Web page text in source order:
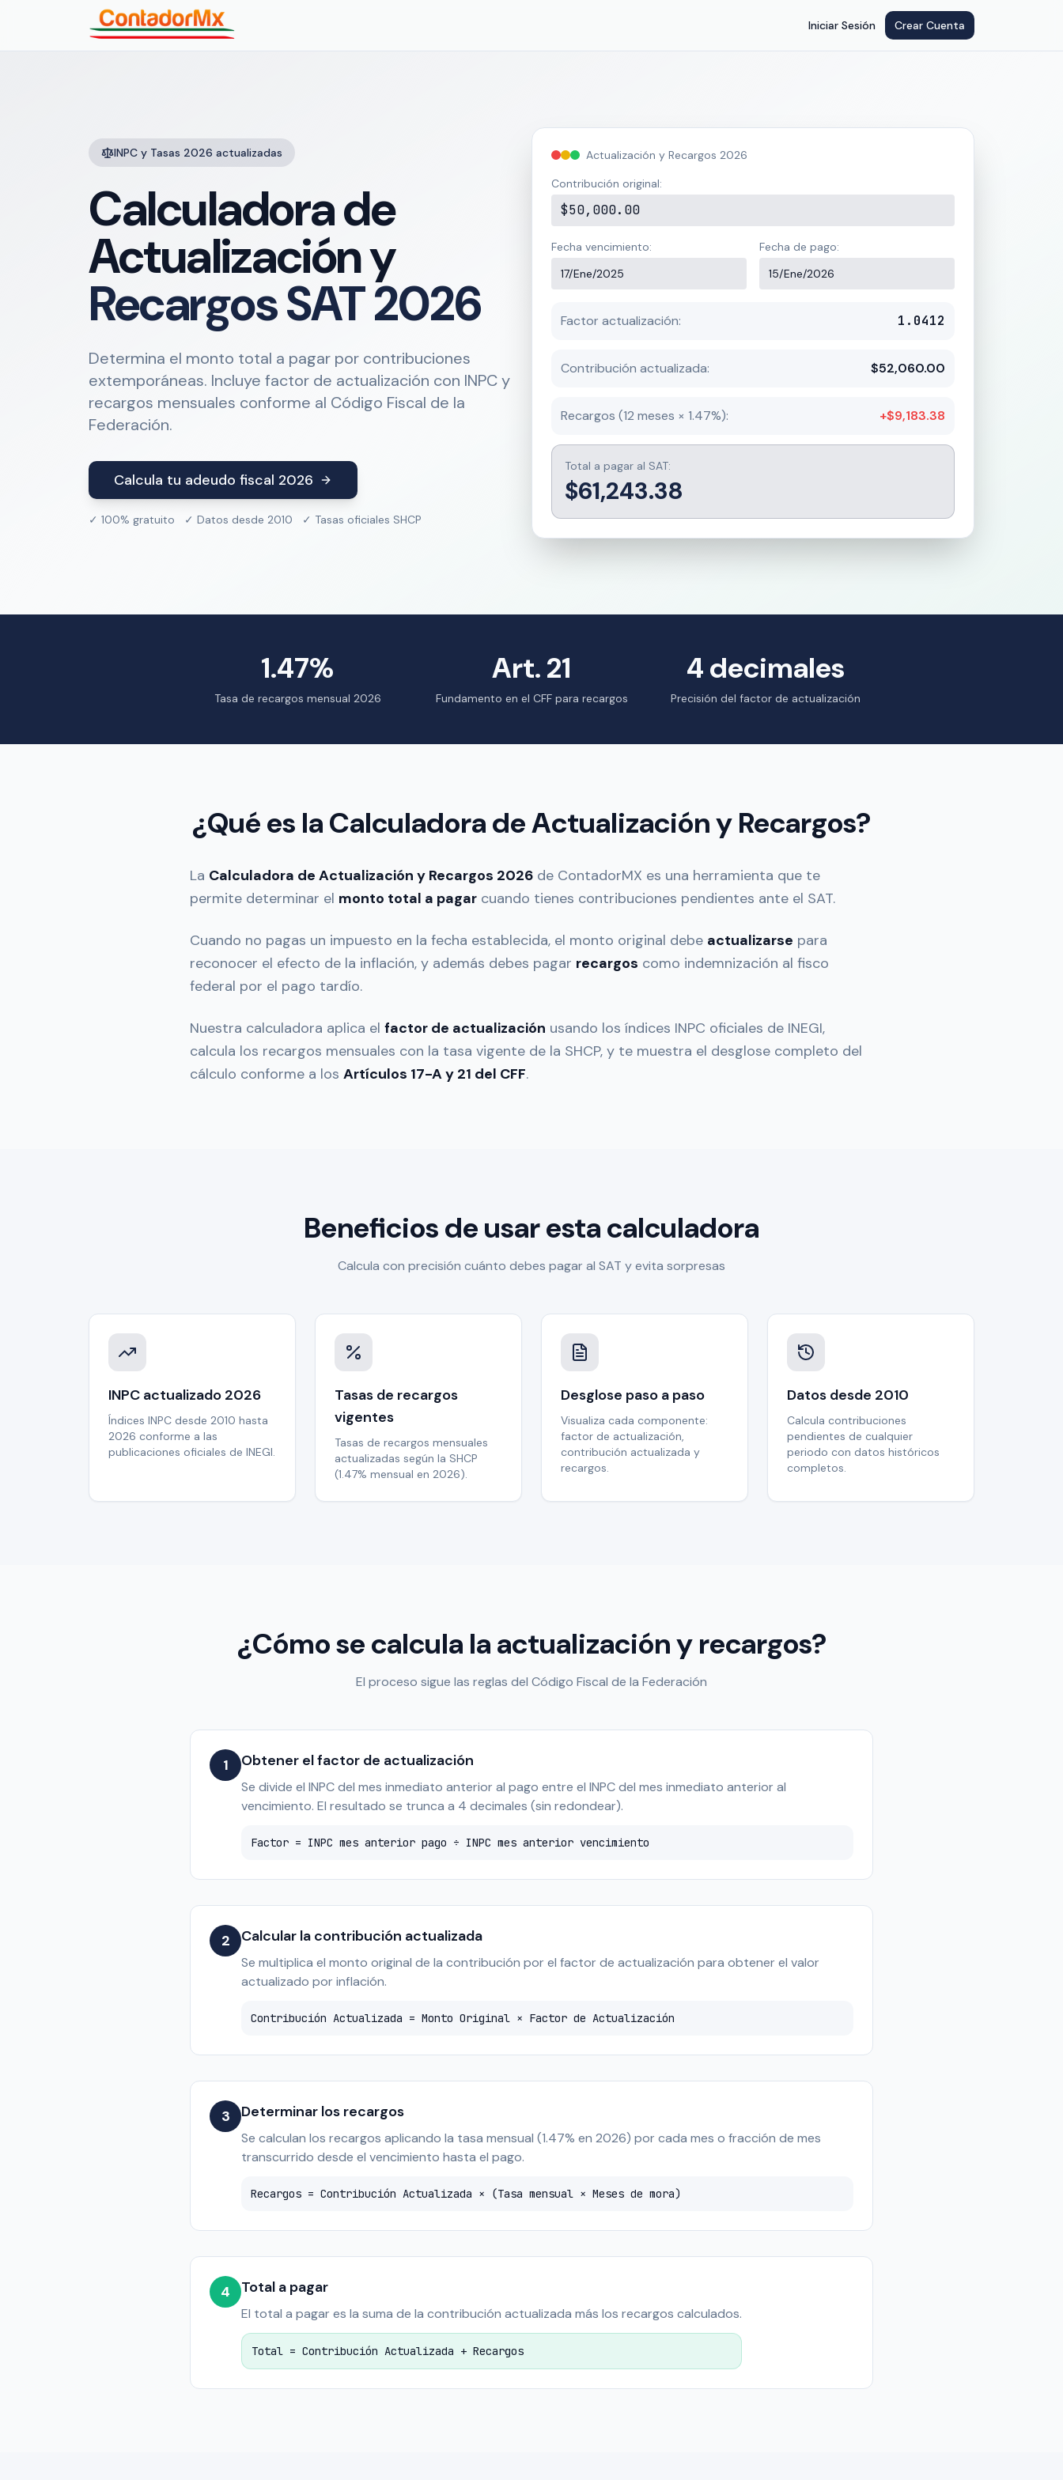
Iniciar Sesión Crear Cuenta
INPC y Tasas 2026 actualizadas
Calculadora de
Actualización y
Recargos SAT 2026
Determina el monto total a pagar por contribuciones
extemporáneas. Incluye factor de actualización con INPC y
recargos mensuales conforme al Código Fiscal de la
Federación.
Calcula tu adeudo fiscal 2026
✓ 100% gratuito ✓ Datos desde 2010 ✓ Tasas oficiales SHCP
Actualización y Recargos 2026
Contribución original:
$50,000.00
Fecha vencimiento:
17/Ene/2025
Fecha de pago:
15/Ene/2026
Factor actualización: 1.0412
Contribución actualizada: $52,060.00
Recargos (12 meses × 1.47%): +$9,183.38
Total a pagar al SAT:
$61,243.38
1.47%
Tasa de recargos mensual 2026
Art. 21
Fundamento en el CFF para recargos
4 decimales
Precisión del factor de actualización
¿Qué es la Calculadora de Actualización y Recargos?
La Calculadora de Actualización y Recargos 2026 de ContadorMX es una herramienta que te
permite determinar el monto total a pagar cuando tienes contribuciones pendientes ante el SAT.
Cuando no pagas un impuesto en la fecha establecida, el monto original debe actualizarse para
reconocer el efecto de la inflación, y además debes pagar recargos como indemnización al fisco
federal por el pago tardío.
Nuestra calculadora aplica el factor de actualización usando los índices INPC oficiales de INEGI,
calcula los recargos mensuales con la tasa vigente de la SHCP, y te muestra el desglose completo del
cálculo conforme a los Artículos 17-A y 21 del CFF.
Beneficios de usar esta calculadora
Calcula con precisión cuánto debes pagar al SAT y evita sorpresas
INPC actualizado 2026
Índices INPC desde 2010 hasta
2026 conforme a las
publicaciones oficiales de INEGI.
Tasas de recargos
vigentes
Tasas de recargos mensuales
actualizadas según la SHCP
(1.47% mensual en 2026).
Desglose paso a paso
Visualiza cada componente:
factor de actualización,
contribución actualizada y
recargos.
Datos desde 2010
Calcula contribuciones
pendientes de cualquier
periodo con datos históricos
completos.
¿Cómo se calcula la actualización y recargos?
El proceso sigue las reglas del Código Fiscal de la Federación
1 Obtener el factor de actualización
Se divide el INPC del mes inmediato anterior al pago entre el INPC del mes inmediato anterior al
vencimiento. El resultado se trunca a 4 decimales (sin redondear).
Factor = INPC mes anterior pago ÷ INPC mes anterior vencimiento
2 Calcular la contribución actualizada
Se multiplica el monto original de la contribución por el factor de actualización para obtener el valor
actualizado por inflación.
Contribución Actualizada = Monto Original × Factor de Actualización
3 Determinar los recargos
Se calculan los recargos aplicando la tasa mensual (1.47% en 2026) por cada mes o fracción de mes
transcurrido desde el vencimiento hasta el pago.
Recargos = Contribución Actualizada × (Tasa mensual × Meses de mora)
4 Total a pagar
El total a pagar es la suma de la contribución actualizada más los recargos calculados.
Total = Contribución Actualizada + Recargos